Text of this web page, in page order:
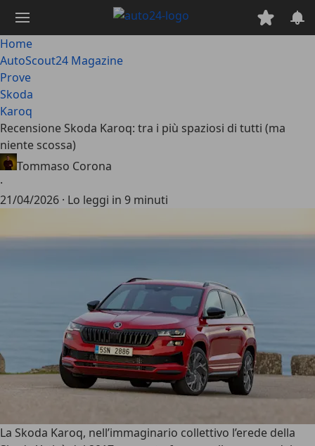
contenuto
principale
Home
AutoScout24 Magazine
Prove
Skoda
Karoq
Recensione Skoda Karoq: tra i più spaziosi di tutti (ma
niente scossa)
Tommaso Corona
·
21/04/2026 · Lo leggi in 9 minuti
La Skoda Karoq, nell’immaginario collettivo l’erede della